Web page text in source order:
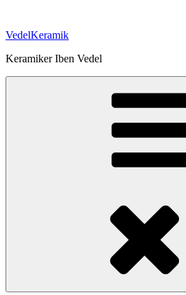
indhold
VedelKeramik
Keramiker Iben Vedel